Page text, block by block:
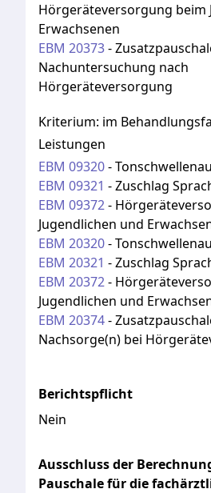
Hörgeräteversorgung beim
Erwachsenen
EBM 20373-
Nachuntersuchung nach
Hörgeräteversorgung
Kriterium: im
Leistungen
EBM 09320-
EBM 09321 -Zuschlag
EBM 09372-
Jugendlichen und
EBM 20320-
EBM 20321 -Zuschlag
EBM 20372-
Jugendlichen und
EBM 20374-
Nachsorge(n) bei
Berichtspflicht
Nein
Ausschluss der
Pauschale für die